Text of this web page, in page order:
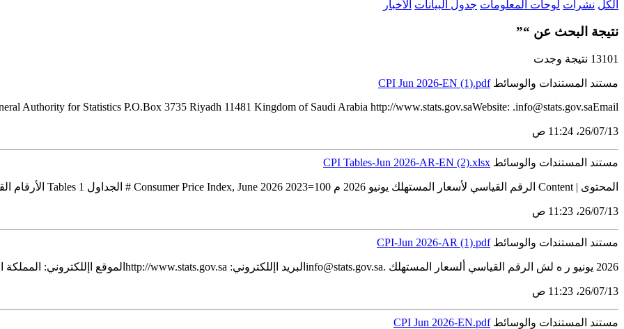
الكل نشرات لوحات المعلومات جدول البيانات الأخبار
نتيجة البحث عن “”
13101 نتيجة وجدت
مستند المستندات والوسائط CPI Jun 2026-EN (1).pdf
Authority for Statistics P.O.Box 3735 Riyadh 11481 Kingdom of Saudi Arabia http://www.stats.gov.saWebsite: .info@stats.gov.saEmail: ...
13‏/07‏/26، 11:24 ص
مستند المستندات والوسائط CPI Tables-Jun 2026-AR-EN (2).xlsx
المحتوى | Content الرقم القياسي لأسعار المستهلك يونيو 2026 م Consumer Price Index, June 2026 2023=100 # الجداول Tables 1 الأرقام القياسية ومعدلات التغيّرحسب أقسام الإنفاق Indices...
13‏/07‏/26، 11:23 ص
مستند المستندات والوسائط CPI-Jun 2026-AR (1).pdf
2026 يونيو ر ه لش الرقم القياسي ألسعار المستهلك .info@stats.gov.saالبريد اإللكتروني: http://www.stats.gov.saالموقع اإللكتروني: المملكة العربية السعودية 11481الرياض 3735ص.ب الهيئة...
13‏/07‏/26، 11:23 ص
مستند المستندات والوسائط CPI Jun 2026-EN.pdf